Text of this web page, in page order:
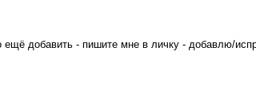
ещё добавить - пишите мне в личку - добавлю/